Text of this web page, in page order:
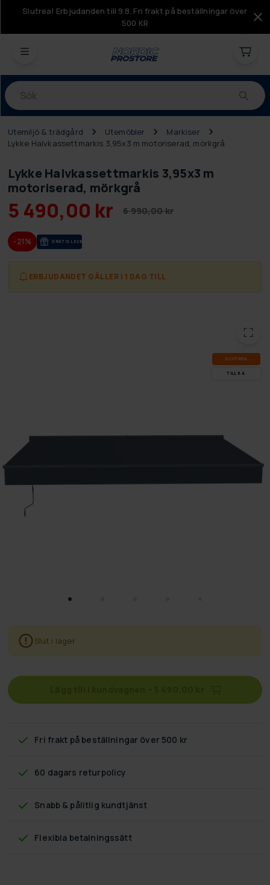
Slutrea! Erbjudanden till 9.8. Fri frakt på beställningar över
500 KR
Produkter
Utemiljö & trädgård Utemöbler
Markiser
Lykke Halvkassettmarkis 3,95x3 m motoriserad, mörkgrå
Lykke Halvkassettmarkis 3,95x3 m
motoriserad, mörkgrå
5 490,00 kr 6 990,00 kr
-21% GRA­TIS LE­VE­RANS
ERBJUDANDET GÄLLER I 1 DAG TILL
SLUT­REA
TILL 9.8.
Slut i lager
Fri frakt på beställningar över 500 kr
60 dagars returpolicy
Snabb & pålitlig kundtjänst
Flexibla betalningssätt